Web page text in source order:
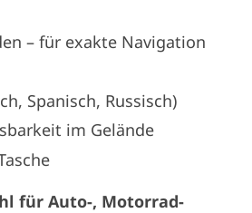
– für exakte Navigation
Spanisch, Russisch)
im Gelände
für Auto-, Motorrad-